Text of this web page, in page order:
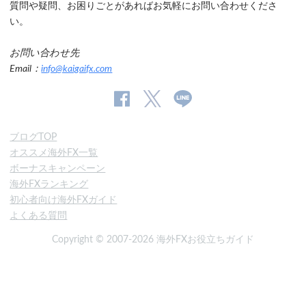
質問や疑問、お困りごとがあればお気軽にお問い合わせくださ
い。
お問い合わせ先
Email：info@kaigaifx.com
ブログTOP
オススメ海外FX一覧
ボーナスキャンペーン
海外FXランキング
初心者向け海外FXガイド
よくある質問
Copyright © 2007-2026 海外FXお役立ちガイド